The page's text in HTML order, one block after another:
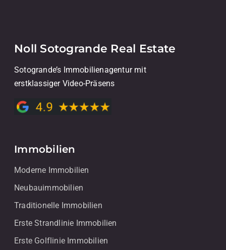
Noll Sotogrande Real Estate
Sotogrande’s Immobilienagentur mit
erstklassiger Video-Präsens
Immobilien
Moderne Immobilien
Neubauimmobilien
Traditionelle Immobilien
Erste Strandlinie Immobilien
Erste Golflinie Immobilien